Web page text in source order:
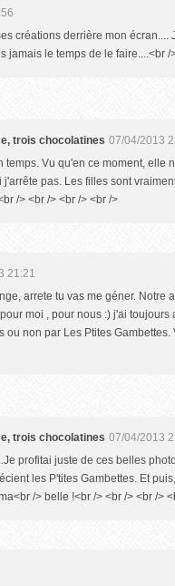
créations derrière mon écran....
jamais le temps de le faire....<br /
trois chocolatines 07/04/2013
temps. Vu qu'en ce moment, elle
pas. Les filles sont
/> <br /> <br /> <br />
21:21
arrete tu vas me géner. Notre
moi , pour nous :) j'ai toujours
non par Les Ptites Gambettes.
trois chocolatines 07/04/2013
profitai juste de ces belles
les P'tites Gambettes. Et
/> belle !<br /> <br /> <br />